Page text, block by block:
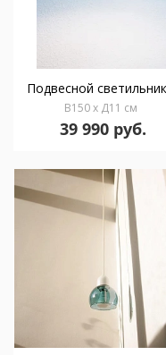
В150 x Д11 см
39 990 руб.